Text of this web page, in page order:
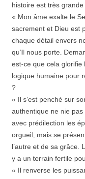
histoire est très grande
« Mon âme exalte le
sacrement et Dieu est
chaque détail envers
qu’Il nous porte.
est-ce que cela glorifie
logique humaine pour
?
« Il s’est penché sur
authentique ne nie pas
avec prédilection les
orgueil, mais se
l’autre et de sa grâce.
y a un terrain fertile
« Il renverse les